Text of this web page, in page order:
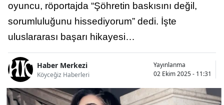
oyuncu, röportajda “Şöhretin baskısını değil,
sorumluluğunu hissediyorum” dedi. İşte
uluslararası başarı hikayesi…
Haber Merkezi
Köyceğiz Haberleri
Yayınlanma
02 Ekim 2025 - 11:31